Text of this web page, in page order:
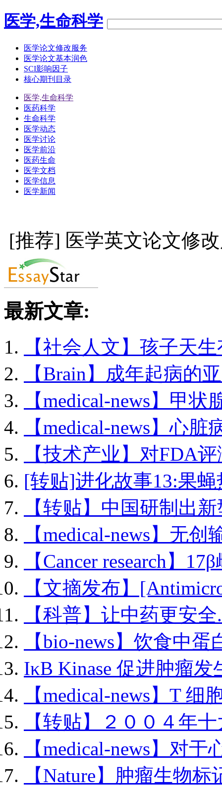
医学,生命科学
医学论文修改服务
医学论文基本润色
SCI影响因子
核心期刊目录
医学,生命科学
医药科学
生命科学
医学动态
医学讨论
医学前沿
医药生命
医学文档
医学信息
医学新闻
[推荐] 医学英文论文修
最新文章:
【社会人文】孩子天
【Brain】成年起病的
【medical-news】甲状
【medical-news】心脏
【技术产业】对FDA
[转贴]进化故事13:果蝇
【转贴】中国研制出
【medical-news】无创
【Cancer research】
【文摘发布】
【科普】让中药更安全
【bio-news】饮食中蛋
IκB Kinase 促进肿瘤发
【medical-news】T 细
【转贴】２００４年
【medical-news】对于
【Nature】肿瘤生物标